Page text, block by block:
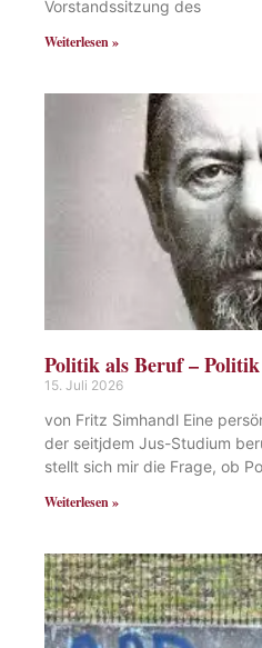
Vorstandssitzung des
Weiterlesen »
Politik als Beruf –
15. Juli 2026
von Fritz Simhandl Eine
der seitjdem Jus-Studium
stellt sich mir die Frage, ob
Weiterlesen »